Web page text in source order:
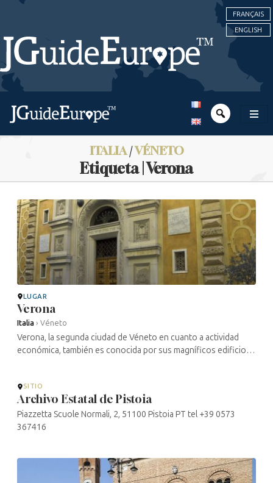
FRANÇAIS
ENGLISH
ITALIA/VÉNETO
Etiqueta | Verona
LUGAR
Verona
Italia › Véneto
Verona, la segunda ciudad de Véneto en cuanto a actividad
económica, también es conocida por sus magníficos edificios
SITIO
Archivo Estatal de Pistoia
Piazzetta Scuole Normali, 2, 51100 Pistoia PT tel +39 0573
367416